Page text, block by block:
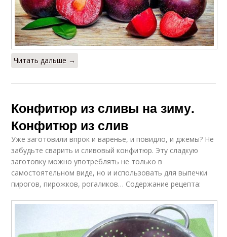
Читать дальше →
Конфитюр из сливы на зиму.
Конфитюр из слив
Уже заготовили впрок и варенье, и повидло, и джемы? Не
забудьте сварить и сливовый конфитюр. Эту сладкую
заготовку можно употреблять не только в
самостоятельном виде, но и использовать для выпечки
пирогов, пирожков, рогаликов… Содержание рецепта: